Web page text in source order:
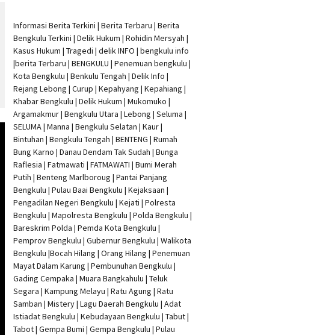
Informasi Berita Terkini |Berita Terbaru |Berita
Bengkulu Terkini |Delik Hukum |Rohidin Mersyah |
Kasus Hukum |Tragedi | delik INFO |bengkulu info
|berita Terbaru | BENGKULU |Penemuan bengkulu |
Kota Bengkulu | Benkulu Tengah |Delik Info |
Rejang Lebong | Curup | Kepahyang | Kepahiang |
Khabar Bengkulu |Delik Hukum | Mukomuko |
Argamakmur | Bengkulu Utara | Lebong | Seluma |
SELUMA | Manna | Bengkulu Selatan | Kaur |
Bintuhan | Bengkulu Tengah | BENTENG | Rumah
Bung Karno | Danau Dendam Tak Sudah | Bunga
Raflesia | Fatmawati | FATMAWATI | Bumi Merah
Putih | Benteng Marlboroug | Pantai Panjang
Bengkulu | Pulau Baai Bengkulu | Kejaksaan |
Pengadilan Negeri Bengkulu | Kejati |Polresta
Bengkulu |Mapolresta Bengkulu | Polda Bengkulu |
Bareskrim Polda | Pemda Kota Bengkulu |
Pemprov Bengkulu |Gubernur Bengkulu | Walikota
Bengkulu |Bocah Hilang | Orang Hilang |Penemuan
Mayat Dalam Karung |Pembunuhan Bengkulu |
Gading Cempaka | Muara Bangkahulu | Teluk
Segara | Kampung Melayu | Ratu Agung | Ratu
Samban | Mistery | Lagu Daerah Bengkulu | Adat
Istiadat Bengkulu | Kebudayaan Bengkulu | Tabut |
Tabot | Gempa Bumi | Gempa Bengkulu |Pulau